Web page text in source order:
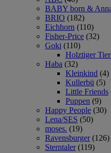
BABY born &
BRIO (182)
Eichhorn (110)
Fisher-Price (32)
Goki (110)
Holztiger
Haba (32)
Kleinkind (4)
Kullerbü (5)
Little Friends
Puppen (9)
Happy People (30)
Lena/SES (50)
moses. (19)
Ravensburger (126)
Sterntaler (119)